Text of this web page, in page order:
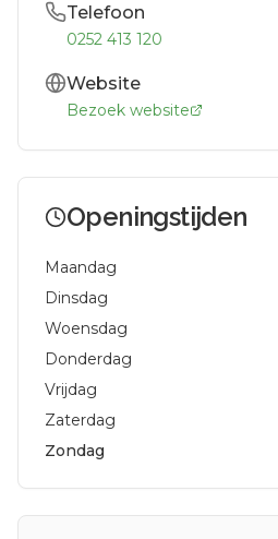
Telefoon
0252 413 120
Website
Bezoek website
Openingstijden
Maandag
Dinsdag
Woensdag
Donderdag
Vrijdag
Zaterdag
Zondag